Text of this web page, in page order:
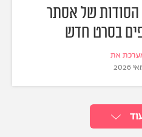
לפני גיל 85: הסודות של אסתר
בסרט חדש
את